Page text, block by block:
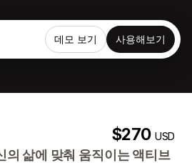
데모 보기 사용해보기
$270USD
의 삶에 맞춰 움직이는 액티브